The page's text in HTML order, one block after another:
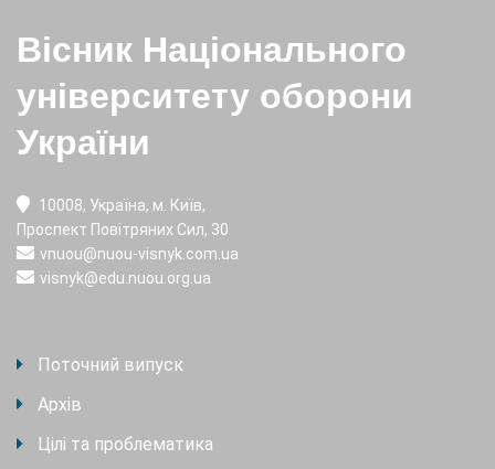
Вісник Національного
університету оборони
України
10008, Україна, м. Київ,
Проспект Повітряних Сил, 30
vnuou@nuou-visnyk.com.ua
visnyk@edu.nuou.org.ua
Поточний випуск
Архів
Цілі та проблематика